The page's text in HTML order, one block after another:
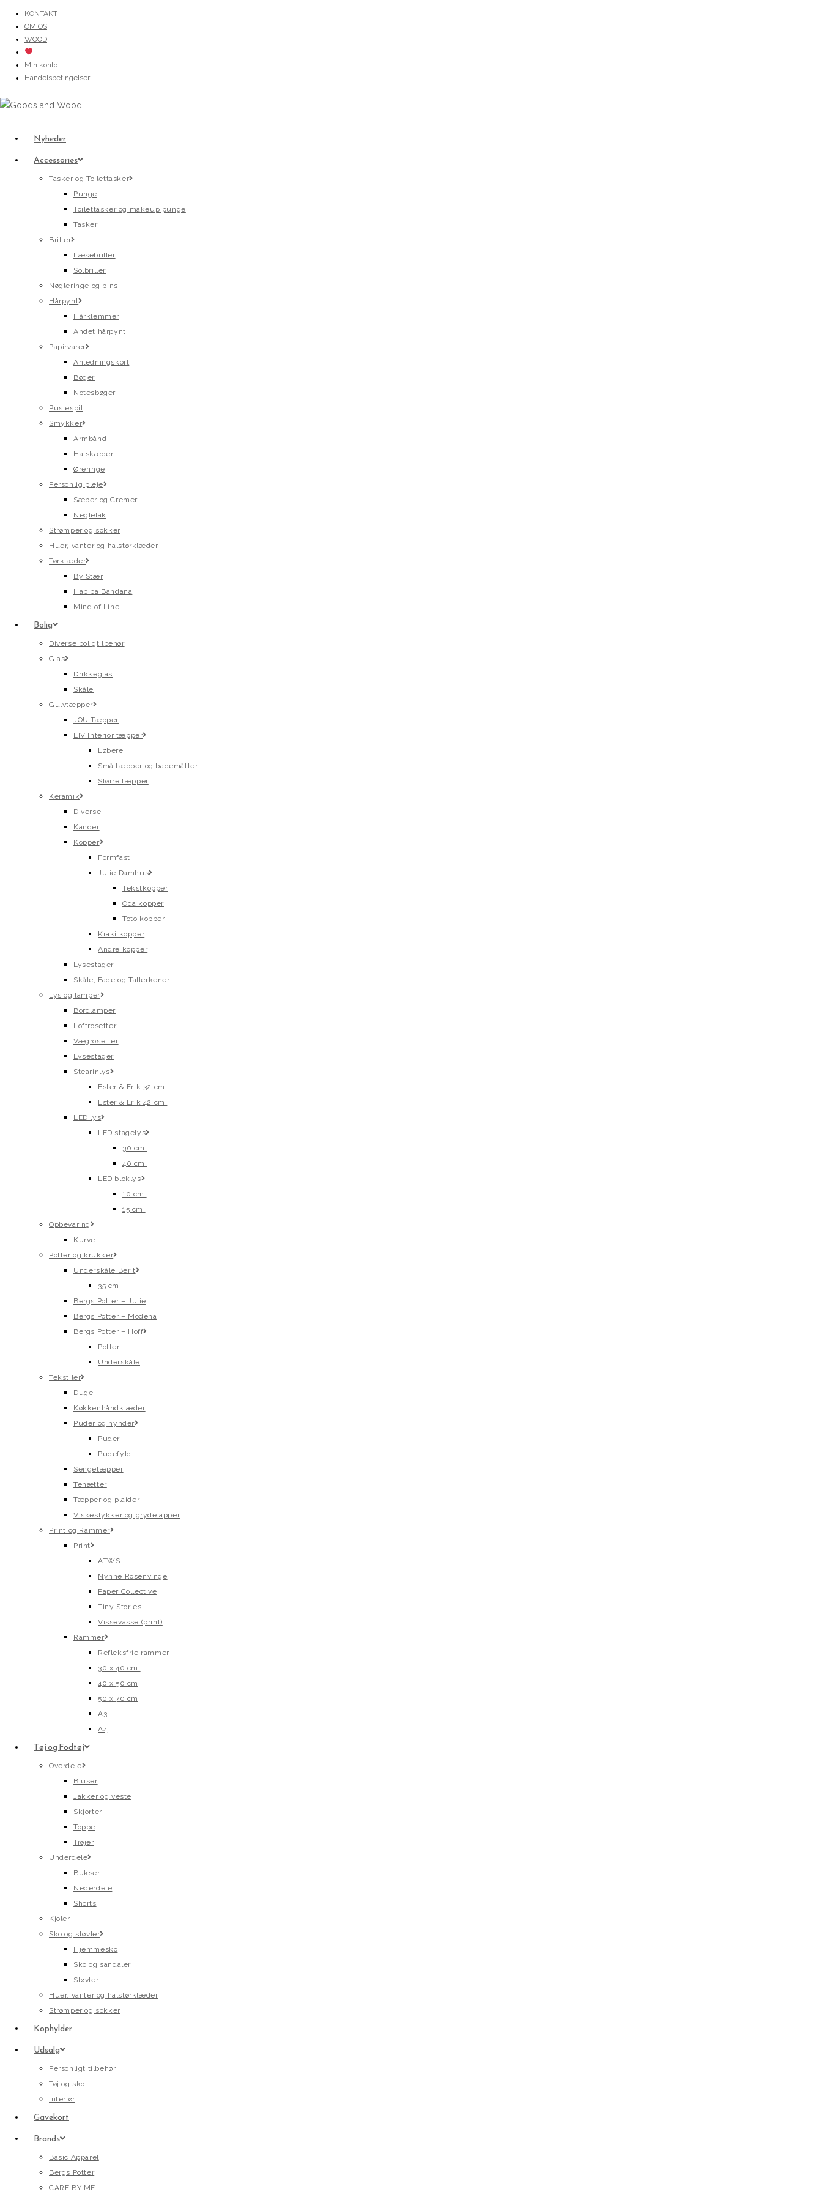
content
KONTAKT
OM OS
WOOD
Min konto
Handelsbetingelser
Nyheder
Accessories
Tasker og Toilettasker
Punge
Toilettasker og makeup punge
Tasker
Briller
Læsebriller
Solbriller
Nøgleringe og pins
Hårpynt
Hårklemmer
Andet hårpynt
Papirvarer
Anledningskort
Bøger
Notesbøger
Puslespil
Smykker
Armbånd
Halskæder
Øreringe
Personlig pleje
Sæber og Cremer
Neglelak
Strømper og sokker
Huer, vanter og halstørklæder
Tørklæder
By Stær
Habiba Bandana
Mind of Line
Bolig
Diverse boligtilbehør
Glas
Drikkeglas
Skåle
Gulvtæpper
JOU Tæpper
LIV Interior tæpper
Løbere
Små tæpper og bademåtter
Større tæpper
Keramik
Diverse
Kander
Kopper
Formfast
Julie Damhus
Tekstkopper
Oda kopper
Toto kopper
Kraki kopper
Andre kopper
Lysestager
Skåle, Fade og Tallerkener
Lys og lamper
Bordlamper
Loftrosetter
Vægrosetter
Lysestager
Stearinlys
Ester & Erik 32 cm.
Ester & Erik 42 cm.
LED lys
LED stagelys
30 cm.
40 cm.
LED bloklys
10 cm.
15 cm.
Opbevaring
Kurve
Potter og krukker
Underskåle Berit
35 cm
Bergs Potter – Julie
Bergs Potter – Modena
Bergs Potter – Hoff
Potter
Underskåle
Tekstiler
Duge
Køkkenhåndklæder
Puder og hynder
Puder
Pudefyld
Sengetæpper
Tehætter
Tæpper og plaider
Viskestykker og grydelapper
Print og Rammer
Print
ATWS
Nynne Rosenvinge
Paper Collective
Tiny Stories
Vissevasse (print)
Rammer
Refleksfrie rammer
30 x 40 cm.
40 x 50 cm
50 x 70 cm
A3
A4
Tøj og Fodtøj
Overdele
Bluser
Jakker og veste
Skjorter
Toppe
Trøjer
Underdele
Bukser
Nederdele
Shorts
Kjoler
Sko og støvler
Hjemmesko
Sko og sandaler
Støvler
Huer, vanter og halstørklæder
Strømper og sokker
Kophylder
Udsalg
Personligt tilbehør
Tøj og sko
Interiør
Gavekort
Brands
Basic Apparel
Bergs Potter
CARE BY ME